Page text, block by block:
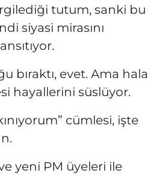
tutum, sanki bu
siyasi mirasını
bıraktı, evet. Ama hala
hayallerini süslüyor.
cümlesi, işte
yeni PM üyeleri ile